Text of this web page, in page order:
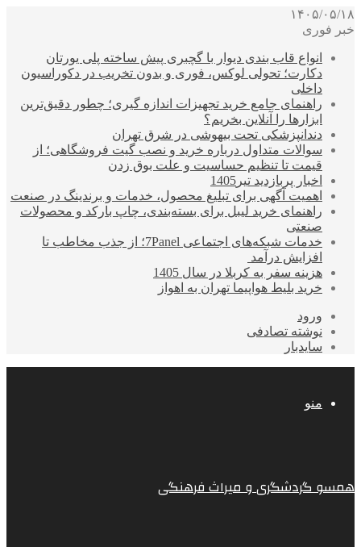
۱۴۰۵/۰۵/۱۸
خبر فوری
انواع قاب بندی دیوار با گچبری پیش ساخته پلی یورتان
دکارت؛ تحولی لوکس، فوری و بدون تخریب در دکوراسیون
داخلی
راهنمای جامع خرید تجهیزات اندازه گیری؛ چطور دقیق‌ترین
ابزارها را آنلاین بخریم؟
دندانپزشکی تحت بیهوشی در شرق تهران
سوالات متداول درباره خرید و نصب گیت فروشگاهی؛ از
قیمت تا تنظیم حساسیت و علت بوق زدن
اخبار پربازدید تیر1405
اهمیت آگهی برای تبلیغ محصول، خدمات و برندینگ در صنعت
راهنمای خرید لیبل برای بسته‌بندی، چاپ بارکد و محصولات
صنعتی
خدمات شبکه‌های اجتماعی 7Panel؛ از جذب مخاطب تا
افزایش درآمد
هزینه سفر به کربلا در سال 1405
خرید بلیط هواپیما تهران به اهواز
ورود
نوشته تصادفی
سایدبار
منو
همسو گردشگری و میراث فرهنگی